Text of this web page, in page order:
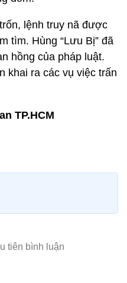
lệnh truy nã được
tìm. Hùng “Lưu Bị” đã
hồng của pháp luật.
khai ra các vụ việc trấn
TP.HCM